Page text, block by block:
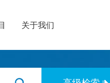
关于我们